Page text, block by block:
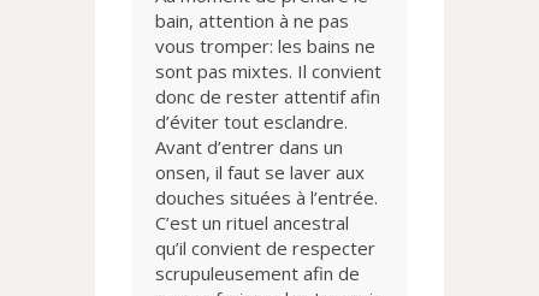
bain, attention à ne pas
vous tromper: les bains ne
sont pas mixtes. Il convient
donc de rester attentif afin
d’éviter tout esclandre.
Avant d’entrer dans un
onsen, il faut se laver aux
douches situées à l’entrée.
C’est un rituel ancestral
qu’il convient de respecter
scrupuleusement afin de